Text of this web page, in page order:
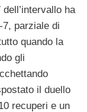
ha
parziale di
quando la
gli
il duello
recuperi e un